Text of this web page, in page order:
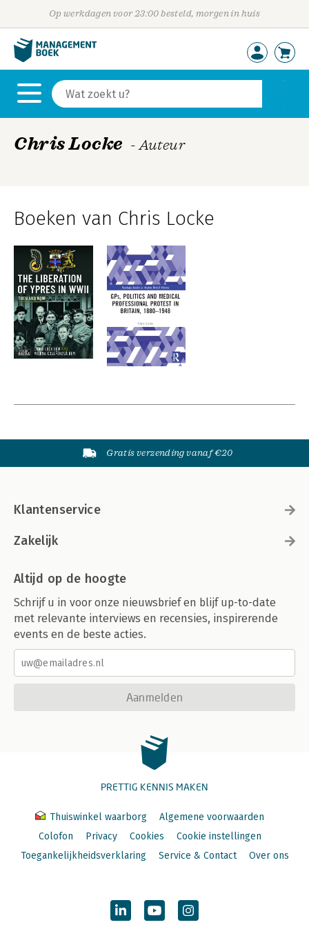
Op werkdagen voor 23:00 besteld, morgen in huis
Chris Locke - Auteur
Boeken van Chris Locke
Gratis verzending vanaf €20
Klantenservice
Zakelijk
Altijd op de hoogte
Schrijf u in voor onze nieuwsbrief en blijf up-to-date
met relevante interviews en recensies, inspirerende
events en de beste acties.
Aanmelden
PRETTIG KENNIS MAKEN
Thuiswinkel waarborg
Algemene voorwaarden
Colofon
Privacy Cookies
Cookie instellingen
Toegankelijkheidsverklaring
Service & Contact Over ons